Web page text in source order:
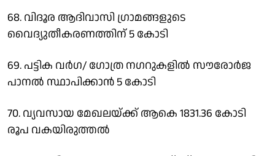
68. വിദൂര ആദിവാസി ഗ്രാമങ്ങളുടെ
വൈദ്യുതീകരണത്തിന് 5 കോടി
69. പട്ടിക വര്‍ഗ/ ഗോത്ര നഗറുകളില്‍ സൗരോര്‍ജ
പാനല്‍ സ്ഥാപിക്കാന്‍ 5 കോടി
70. വ്യവസായ മേഖലയ്ക്ക് ആകെ 1831.36 കോടി
രൂപ വകയിരുത്തല്‍